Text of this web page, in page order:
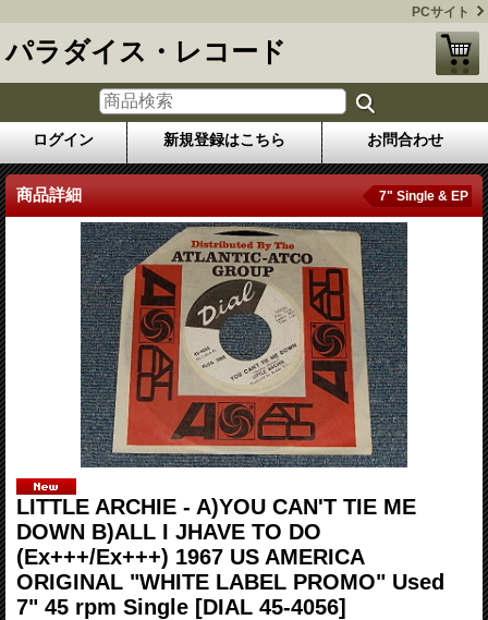
PCサイト
パラダイス・レコード
ログイン 新規登録はこちら お問合わせ
商品詳細 7" Single & EP
LITTLE ARCHIE - A)YOU CAN'T TIE ME
DOWN B)ALL I JHAVE TO DO
(Ex+++/Ex+++) 1967 US AMERICA
ORIGINAL "WHITE LABEL PROMO" Used
7" 45 rpm Single [DIAL 45-4056]